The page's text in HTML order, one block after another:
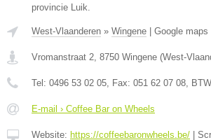
provincie Luik.
West-Vlaanderen » Wingene Google maps
Vromanstraat 2 8750 Wingene (West-
Tel: 0496 53 02 05 , Fax: 051 62 07 08 ,
E-mail › Coffee Bar on Wheels
Website: https://coffeebaronwheels.be/